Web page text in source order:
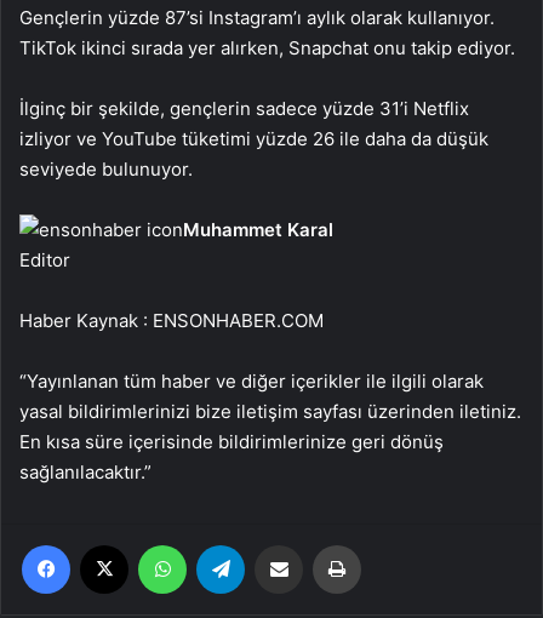
Gençlerin yüzde 87’si Instagram’ı aylık olarak kullanıyor.
TikTok ikinci sırada yer alırken, Snapchat onu takip ediyor.
İlginç bir şekilde, gençlerin sadece yüzde 31’i Netflix
izliyor ve YouTube tüketimi yüzde 26 ile daha da düşük
seviyede bulunuyor.
Muhammet Karal
Editor
Haber Kaynak : ENSONHABER.COM
“Yayınlanan tüm haber ve diğer içerikler ile ilgili olarak
yasal bildirimlerinizi bize iletişim sayfası üzerinden iletiniz.
En kısa süre içerisinde bildirimlerinize geri dönüş
sağlanılacaktır.”
Facebook WhatsApp Email'den paylaş